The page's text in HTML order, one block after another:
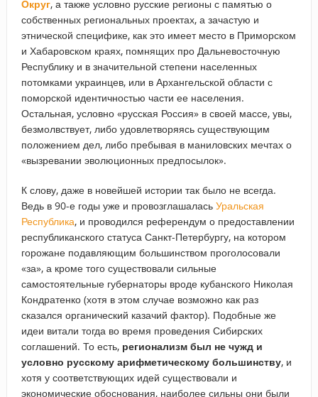
Округ, а также условно русские регионы с памятью о
собственных региональных проектах, а зачастую и
этнической специфике, как это имеет место в Приморском
и Хабаровском краях, помнящих про Дальневосточную
Республику и в значительной степени населенных
потомками украинцев, или в Архангельской области с
поморской идентичностью части ее населения.
Остальная, условно «русская Россия» в своей массе, увы,
безмолвствует, либо удовлетворяясь существующим
положением дел, либо пребывая в маниловских мечтах о
«вызревании эволюционных предпосылок».
К слову, даже в новейшей истории так было не всегда.
Ведь в 90-е годы уже и провозглашалась Уральская
Республика, и проводился референдум о предоставлении
республиканского статуса Санкт-Петербургу, на котором
горожане подавляющим большинством проголосовали
«за», а кроме того существовали сильные
самостоятельные губернаторы вроде кубанского Николая
Кондратенко (хотя в этом случае возможно как раз
сказался органический казачий фактор). Подобные же
идеи витали тогда во время проведения Сибирских
соглашений. То есть, регионализм был не чужд и
условно русскому арифметическому большинству, и
хотя у соответствующих идей существовали и
экономические обоснования, наиболее сильны они были